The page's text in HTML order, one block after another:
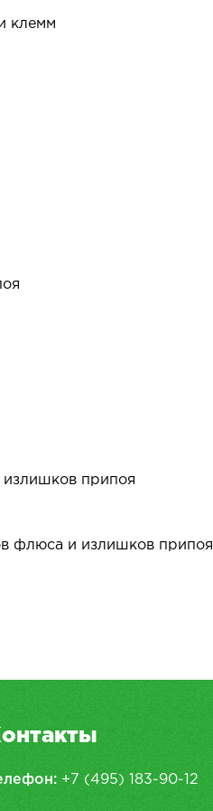
клемм
излишков припоя
флюса и излишков припоя
+7 (495) 183-90-12